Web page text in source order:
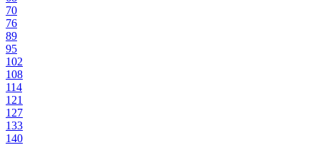
70
76
89
95
102
108
114
121
127
133
140